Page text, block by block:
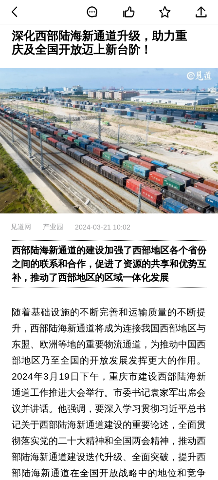
深化西部陆海新通道升级，助力重
庆及全国开放迈上新台阶！
见道网 产业园 2024-03-21 10:02
西部陆海新通道的建设加强了西部地区各个省份
之间的联系和合作，促进了资源的共享和优势互
补，推动了西部地区的区域一体化发展
随着基础设施的不断完善和运输质量的不断提
升，西部陆海新通道将成为连接我国西部地区与
东盟、欧洲等地的重要物流通道，为推动中国西
部地区乃至全国的开放发展发挥更大的作用。
2024年3月19日下午，重庆市建设西部陆海新
通道工作推进大会举行。市委书记袁家军出席会
议并讲话。他强调，要深入学习贯彻习近平总书
记关于西部陆海新通道建设的重要论述，全面贯
彻落实党的二十大精神和全国两会精神，推动西
部陆海新通道建设迭代升级、全面突破，提升西
部陆海新通道在全国开放战略中的地位和竞争